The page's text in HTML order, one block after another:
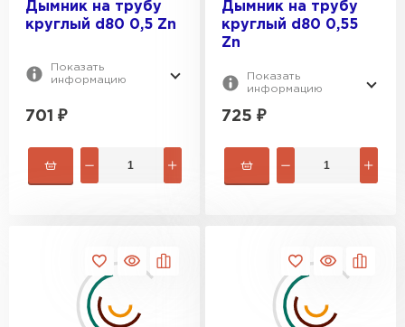
Дымник на трубу
круглый d80 0,5 Zn
Показать
информацию
701 ₽
Дымник на трубу
круглый d80 0,55
Zn
Показать
информацию
725 ₽
Ондулин